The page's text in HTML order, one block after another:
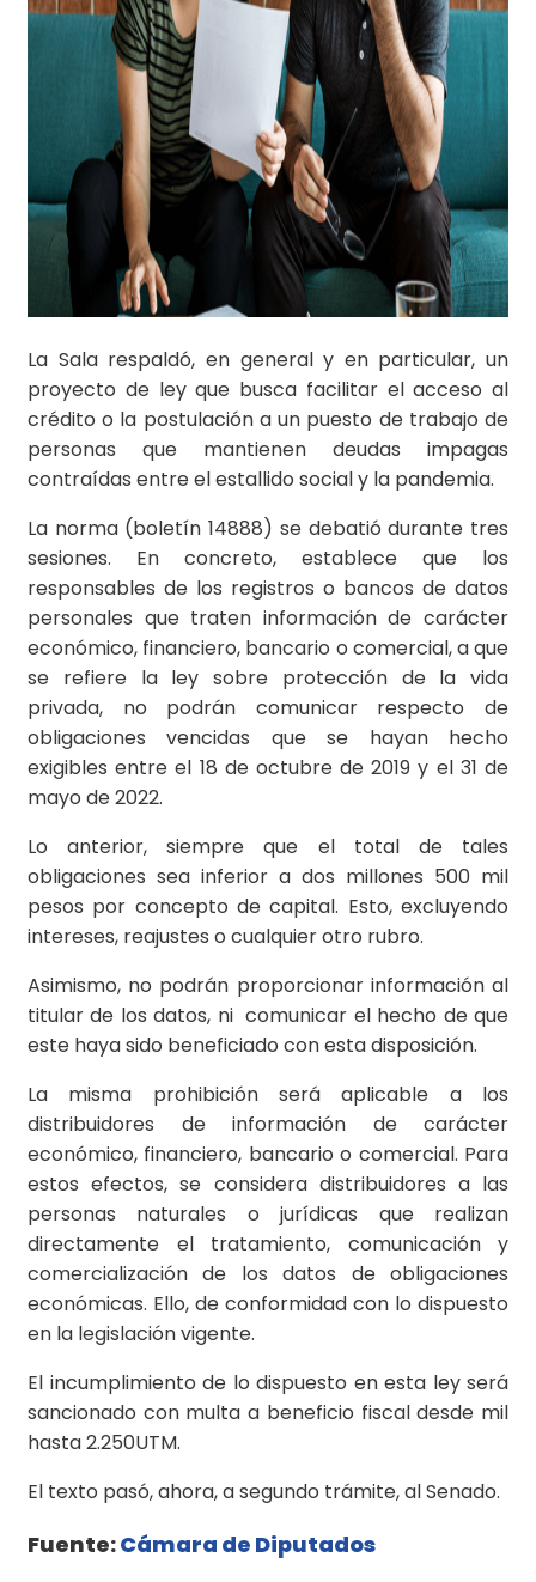
La Sala respaldó, en general y en particular, un
proyecto de ley que busca facilitar el acceso al
crédito o la postulación a un puesto de trabajo de
personas que mantienen deudas impagas
contraídas entre el estallido social y la pandemia.
La norma (boletín 14888) se debatió durante tres
sesiones. En concreto, establece que los
responsables de los registros o bancos de datos
personales que traten información de carácter
económico, financiero, bancario o comercial, a que
se refiere la ley sobre protección de la vida
privada, no podrán comunicar respecto de
obligaciones vencidas que se hayan hecho
exigibles entre el 18 de octubre de 2019 y el 31 de
mayo de 2022.
Lo anterior, siempre que el total de tales
obligaciones sea inferior a dos millones 500 mil
pesos por concepto de capital. Esto, excluyendo
intereses, reajustes o cualquier otro rubro.
Asimismo, no podrán proporcionar información al
titular de los datos, ni comunicar el hecho de que
este haya sido beneficiado con esta disposición.
La misma prohibición será aplicable a los
distribuidores de información de carácter
económico, financiero, bancario o comercial. Para
estos efectos, se considera distribuidores a las
personas naturales o jurídicas que realizan
directamente el tratamiento, comunicación y
comercialización de los datos de obligaciones
económicas. Ello, de conformidad con lo dispuesto
en la legislación vigente.
El incumplimiento de lo dispuesto en esta ley será
sancionado con multa a beneficio fiscal desde mil
hasta 2.250UTM.
El texto pasó, ahora, a segundo trámite, al Senado.
Fuente:Cámara de Diputados